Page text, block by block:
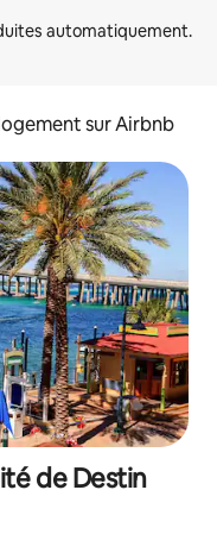
sur Airbnb
de Destin